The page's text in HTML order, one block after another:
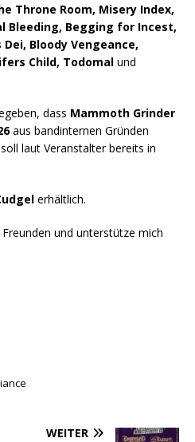
Throne Room, Misery Index,
Bleeding, Begging for Incest,
Bloody Vengeance,
Child, Todomal und
dass Mammoth Grinder
aus bandinternen Gründen
laut Veranstalter bereits in
erhältlich.
und unterstütze mich
WEITER